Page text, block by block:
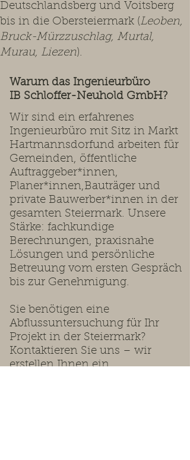
Deutschlandsberg und Voitsberg
bis in die Obersteiermark (Leoben,
Bruck-Mürzzuschlag, Murtal,
Murau, Liezen).
Warum das Ingenieurbüro
IB Schloffer-Neuhold GmbH?
Wir sind ein erfahrenes
Ingenieurbüro mit Sitz in Markt
Hartmannsdorfund arbeiten für
Gemeinden, öffentliche
Auftraggeber*innen,
Planer*innen,Bauträger und
private Bauwerber*innen in der
gesamten Steiermark. Unsere
Stärke: fachkundige
Berechnungen, praxisnahe
Lösungen und persönliche
Betreuung vom ersten Gespräch
bis zur Genehmigung.
Sie benötigen eine
Abflussuntersuchung für Ihr
Projekt in der Steiermark?
Kontaktieren Sie uns – wir
erstellen Ihnen ein